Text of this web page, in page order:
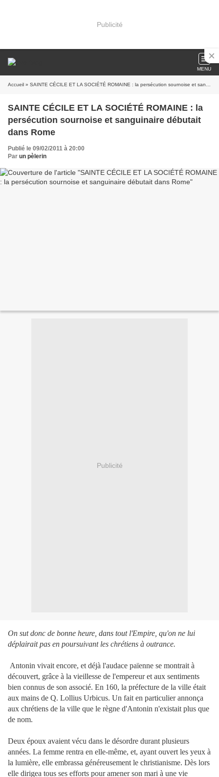
Publicité
MENU
Accueil » SAINTE CÉCILE ET LA SOCIÉTÉ ROMAINE : la persécution sournoise et sanguinaire débutait dans Rome
SAINTE CÉCILE ET LA SOCIÉTÉ ROMAINE : la
persécution sournoise et sanguinaire débutait
dans Rome
Publié le 09/02/2011 à 20:00
Par un pèlerin
Publicité
On sut donc de bonne heure, dans tout l'Empire, qu'on ne lui
déplairait pas en poursuivant les chrétiens à outrance.
Antonin vivait encore, et déjà l'audace païenne se montrait à
découvert, grâce à la vieillesse de l'empereur et aux sentiments
bien connus de son associé. En 160, la préfecture de la ville était
aux mains de Q. Lollius Urbicus. Un fait en particulier annonça
aux chrétiens de la ville que le règne d'Antonin n'existait plus que
de nom.
Deux époux avaient vécu dans le désordre durant plusieurs
années. La femme rentra en elle-même, et, ayant ouvert les yeux à
la lumière, elle embrassa généreusement le christianisme. Dès lors
elle dirigea tous ses efforts pour amener son mari à une vie